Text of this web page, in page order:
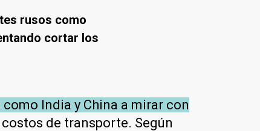
rusos como
cortar los
India y China a mirar con
de transporte. Según